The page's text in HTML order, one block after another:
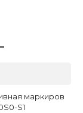
маркиров
S1